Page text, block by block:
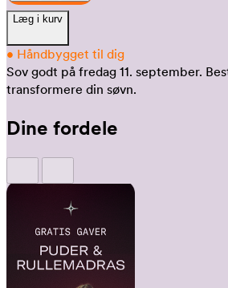
Læg i kurv
• Håndbygget til dig
Sov godt på fredag 11. september.
transformere din søvn.
Dine fordele